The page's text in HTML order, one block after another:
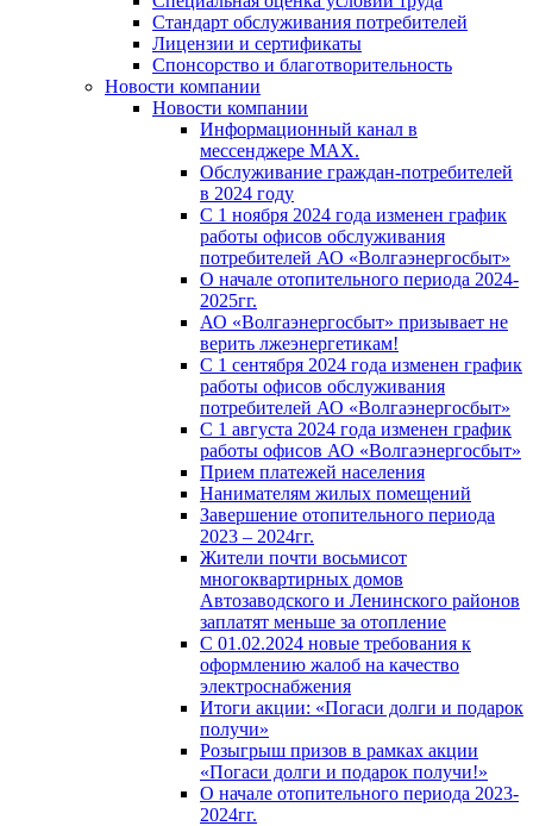
Стандарт обслуживания потребителей
Лицензии и сертификаты
Спонсорство и благотворительность
Новости компании
Новости компании
Информационный канал в
мессенджере MAX.
Обслуживание граждан-потребителей
в 2024 году
С 1 ноября 2024 года изменен график
работы офисов обслуживания
потребителей АО «Волгаэнергосбыт»
О начале отопительного периода 2024-
2025гг.
АО «Волгаэнергосбыт» призывает не
верить лжеэнергетикам!
С 1 сентября 2024 года изменен график
работы офисов обслуживания
потребителей АО «Волгаэнергосбыт»
С 1 августа 2024 года изменен график
работы офисов АО «Волгаэнергосбыт»
Прием платежей населения
Нанимателям жилых помещений
Завершение отопительного периода
2023 – 2024гг.
Жители почти восьмисот
многоквартирных домов
Автозаводского и Ленинского районов
заплатят меньше за отопление
С 01.02.2024 новые требования к
оформлению жалоб на качество
электроснабжения
Итоги акции: «Погаси долги и подарок
получи»
Розыгрыш призов в рамках акции
«Погаси долги и подарок получи!»
О начале отопительного периода 2023-
2024гг.